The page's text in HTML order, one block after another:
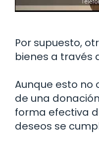
Por supuesto,
bienes a través
Aunque esto no
de una
forma efectiva
deseos se